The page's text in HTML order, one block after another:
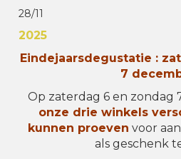
28/11
2025
Eindejaarsdegustatie :
7
Op zaterdag 6 en zondag
onze drie winkels
kunnen proeven voor
als geschenk